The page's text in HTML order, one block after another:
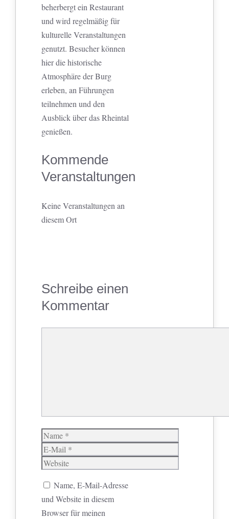
beherbergt ein Restaurant
und wird regelmäßig für
kulturelle Veranstaltungen
genutzt. Besucher können
hier die historische
Atmosphäre der Burg
erleben, an Führungen
teilnehmen und den
Ausblick über das Rheintal
genießen.
Kommende
Veranstaltungen
Keine Veranstaltungen an
diesem Ort
Schreibe einen
Kommentar
Name
E-
Mail
Website
Name, E-Mail-Adresse
und Website in diesem
Browser für meinen